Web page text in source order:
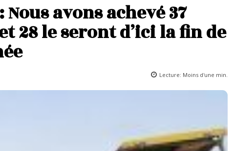
avons achevé 37
28 le seront d’ici la fin de
Lecture: Moins d'une min.